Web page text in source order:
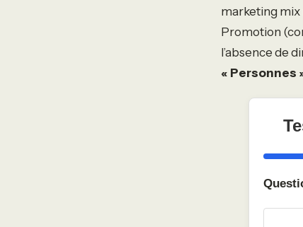
marketing mix
Promotion
l’absence de
« Personnes